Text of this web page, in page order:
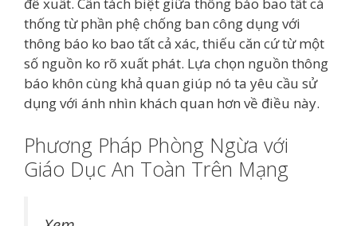
thống từ phần phệ chống ban công dụng với
thông báo ko bao tất cả xác, thiếu căn cứ từ một
số nguồn ko rõ xuất phát. Lựa chọn nguồn thông
báo khôn cùng khả quan giúp nó ta yêu cầu sử
dụng với ánh nhìn khách quan hơn về điều này.
Phương Pháp Phòng Ngừa với
Giáo Dục An Toàn Trên Mạng